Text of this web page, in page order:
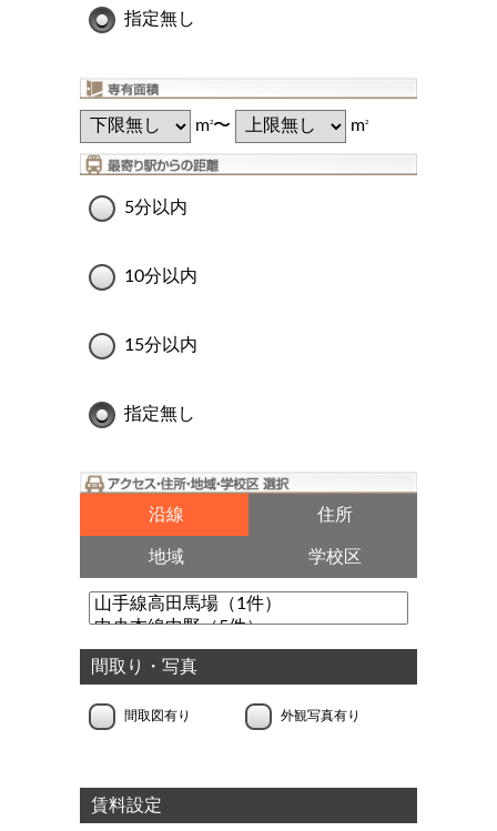
指定無し
m2〜 m2
5分以内
10分以内
15分以内
指定無し
沿線 住所
地域 学校区
間取り・写真
間取図有り 外観写真有り
賃料設定